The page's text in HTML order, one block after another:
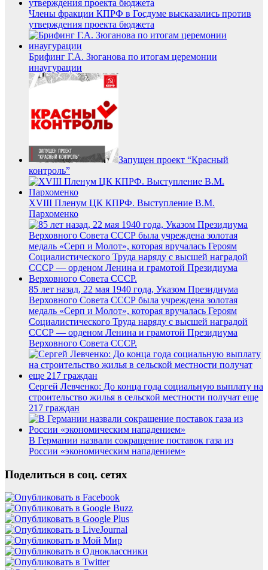
Члены фракции КПРФ в Госдуме высказались против
утверждения проекта бюджета
Брифинг Г.А. Зюганова по итогам церемонии
инаугурации
Запущен проект “Красный
контроль”
XVIII Пленум ЦК КПРФ. Выступление В.М.
Пархоменко
85 лет назад, 22 мая 1940 года, Указом Президиума
Верховного Совета СССР была учреждена золотая
медаль «Серп и Молот», которая вручалась Героям
Социалистического Труда наряду с высшей наградой
СССР — орденом Ленина и грамотой Президиума
Верховного Совета СССР.
Сергей Левченко: До конца года социальную выплату на
строительство жилья в сельской местности получат еще
217 граждан
В Германии назвали сокращение поставок газа из
России «экономическим нападением»
Поделиться в соц. сетях